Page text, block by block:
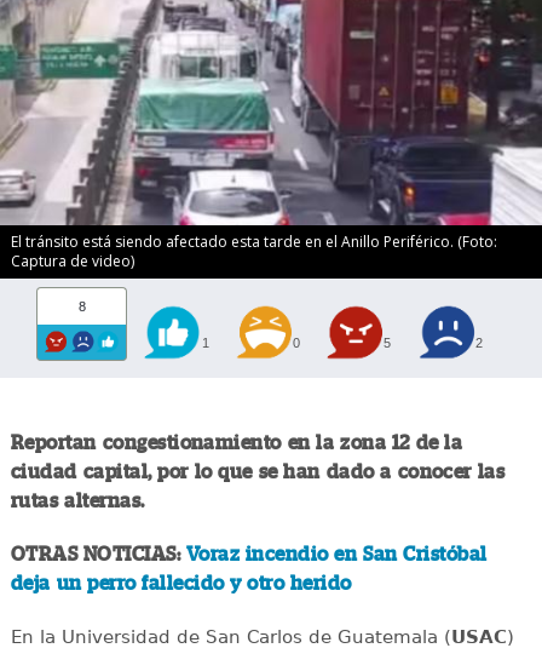
El tránsito está siendo afectado esta tarde en el Anillo Periférico. (Foto:
Captura de video)
8
1 0 5 2
Reportan congestionamiento en la zona 12 de la
ciudad capital, por lo que se han dado a conocer las
rutas alternas.
OTRAS NOTICIAS: Voraz incendio en San Cristóbal
deja un perro fallecido y otro herido
En la Universidad de San Carlos de Guatemala (USAC)